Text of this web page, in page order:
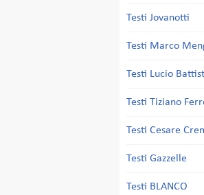
Testi Jovanotti
Testi Marco
Testi Lucio
Testi Tiziano
Testi Cesare
Testi Gazzelle
Testi BLANCO